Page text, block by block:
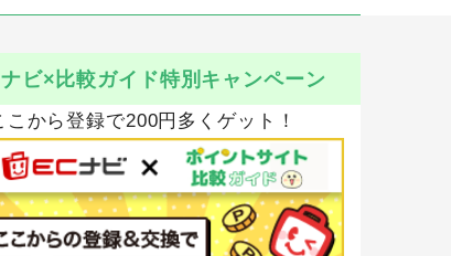
ビ×比較ガイド特別キャンペーン
から登録で200円多くゲット！